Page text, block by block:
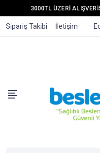
3000TL ÜZERİ
Sipariş Takibi İletişim